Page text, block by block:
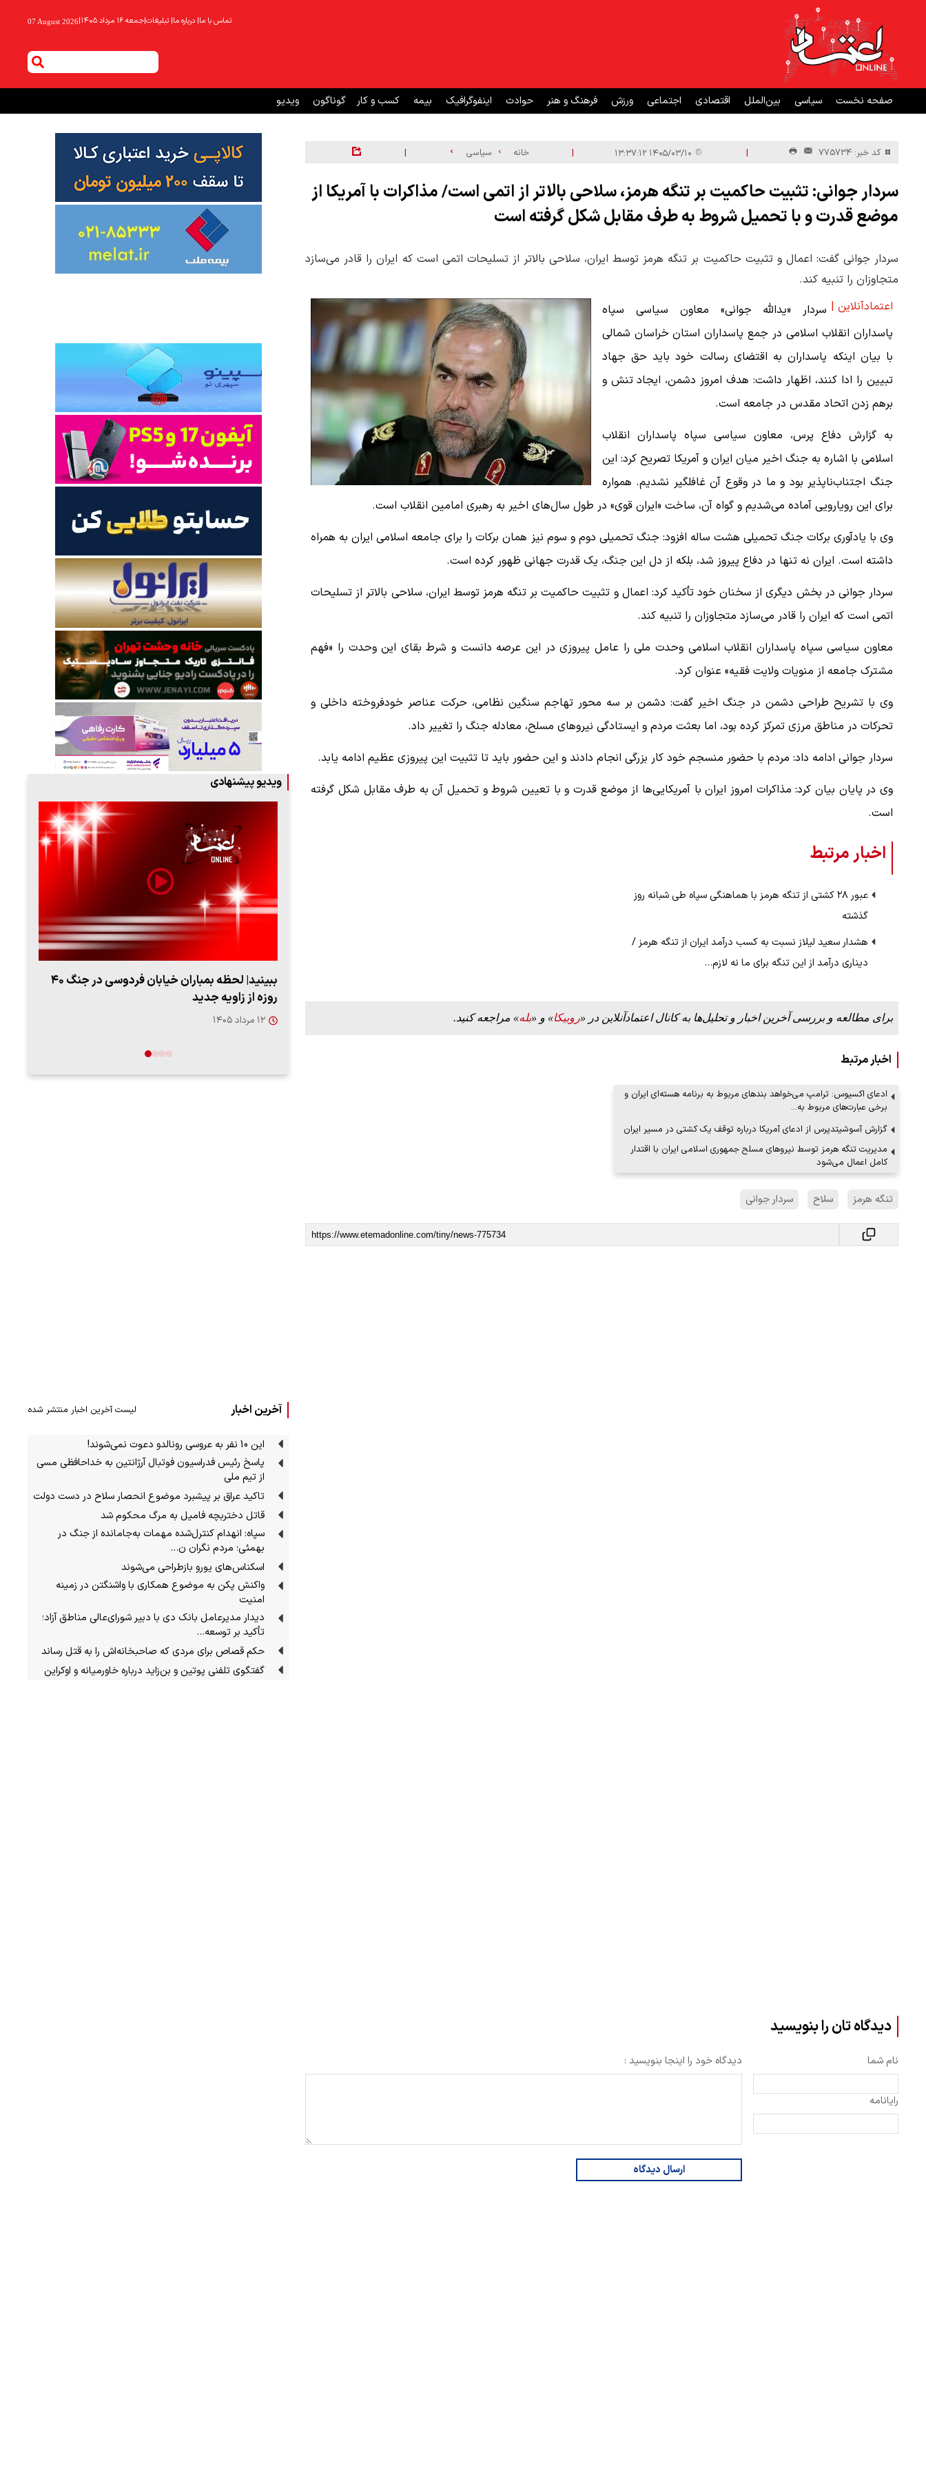
تماس با ما| درباره ما| تبلیغات|جمعه ۱۶ مرداد ۱۴۰۵ |
07 August 2026
صفحه نخست سیاسی بین‌الملل اقتصادی اجتماعی ورزش فرهنگ و هنر حوادث اینفوگرافیک بیمه کسب و کار گوناگون ویدیو
کد خبر: 775734 |
| خانه سیاسی |
سردار جوانی: تثبیت حاکمیت بر تنگه هرمز، سلاحی بالاتر از اتمی است/ مذاکرات با آمریکا از
موضع قدرت و با تحمیل شروط به طرف مقابل شکل گرفته است
سردار جوانی گفت: اعمال و تثبیت حاکمیت بر تنگه هرمز توسط ایران، سلاحی بالاتر از تسلیحات اتمی است که ایران را قادر می‌سازد
متجاوزان را تنبیه کند.
اعتمادآنلاین | سردار «یدالله جوانی» معاون سیاسی سپاه
پاسداران انقلاب اسلامی در جمع پاسداران استان خراسان شمالی
با بیان اینکه پاسداران به اقتضای رسالت خود باید حق جهاد
تبیین را ادا کنند، اظهار داشت: هدف امروز دشمن، ایجاد تنش و
برهم زدن اتحاد مقدس در جامعه است.
به گزارش دفاع پرس، معاون سیاسی سپاه پاسداران انقلاب
اسلامی با اشاره به جنگ اخیر میان ایران و آمریکا تصریح کرد: این
جنگ اجتناب‌ناپذیر بود و ما در وقوع آن غافلگیر نشدیم. همواره
برای این رویارویی آماده می‌شدیم و گواه آن، ساخت «ایران قوی» در طول سال‌های اخیر به رهبری امامین انقلاب است.
وی با یادآوری برکات جنگ تحمیلی هشت ساله افزود: جنگ تحمیلی دوم و سوم نیز همان برکات را برای جامعه اسلامی ایران به همراه
داشته است. ایران نه تنها در دفاع پیروز شد، بلکه از دل این جنگ، یک قدرت جهانی ظهور کرده است.
سردار جوانی در بخش دیگری از سخنان خود تأکید کرد: اعمال و تثبیت حاکمیت بر تنگه هرمز توسط ایران، سلاحی بالاتر از تسلیحات
اتمی است که ایران را قادر می‌سازد متجاوزان را تنبیه کند.
معاون سیاسی سپاه پاسداران انقلاب اسلامی وحدت ملی را عامل پیروزی در این عرصه دانست و شرط بقای این وحدت را «فهم
مشترک جامعه از منویات ولایت فقیه» عنوان کرد.
وی با تشریح طراحی دشمن در جنگ اخیر گفت: دشمن بر سه محور تهاجم سنگین نظامی، حرکت عناصر خودفروخته داخلی و
تحرکات در مناطق مرزی تمرکز کرده بود، اما بعثت مردم و ایستادگی نیروهای مسلح، معادله جنگ را تغییر داد.
سردار جوانی ادامه داد: مردم با حضور منسجم خود کار بزرگی انجام دادند و این حضور باید تا تثبیت این پیروزی عظیم ادامه یابد.
وی در پایان بیان کرد: مذاکرات امروز ایران با آمریکایی‌ها از موضع قدرت و با تعیین شروط و تحمیل آن به طرف مقابل شکل گرفته
است.
اخبار مرتبط
عبور ۲۸ کشتی از تنگه هرمز با هماهنگی سپاه طی شبانه روز
گذشته
هشدار سعید لیلاز نسبت به کسب درآمد ایران از تنگه هرمز /
دیناری درآمد از این تنگه برای ما نه لازم…
برای مطالعه و بررسی آخرین اخبار و تحلیل‌ها به کانال اعتمادآنلاین در «روبیکا» و «بله» مراجعه کنید.
اخبار مرتبط
ادعای اکسیوس: ترامپ می‌خواهد بندهای مربوط به برنامه هسته‌ای ایران و
برخی عبارت‌های مربوط به…
گزارش آسوشیتدپرس از ادعای آمریکا درباره توقف یک کشتی در مسیر ایران
مدیریت تنگه هرمز توسط نیروهای مسلح جمهوری اسلامی ایران با اقتدار
کامل اعمال می‌شود
تنگه هرمز سلاح سردار جوانی
دیدگاه تان را بنویسید
نام شما
رایانامه
دیدگاه خود را اینجا بنویسید :
ارسال دیدگاه
ویدیو پیشنهادی
۱۴ مرداد ۱۴۰۵ ۱۳ مرداد ۱۴۰۵
ببینید| لحظه بمباران خیابان فردوسی در جنگ ۴۰
روزه از زاویه جدید
۱۲ مرداد ۱۴۰۵
آخرین اخبار لیست آخرین اخبار منتشر شده
این 10 نفر به عروسی رونالدو دعوت نمی‌شوند!
پاسخ رئیس فدراسیون فوتبال آرژانتین به خداحافظی مسی
از تیم ملی
تاکید عراق بر پیشبرد موضوع انحصار سلاح در دست دولت
قاتل دختربچه فامیل به مرگ محکوم شد
سپاه: انهدام کنترل‌شده مهمات به‌جامانده از جنگ در
بهمئی؛ مردم نگران ن…
اسکناس‌های یورو بازطراحی می‌شوند
واکنش پکن به موضوع همکاری با واشنگتن در زمینه
امنیت
دیدار مدیرعامل بانک دی با دبیر شورای‌عالی مناطق آزاد؛
تأکید بر توسعه…
حکم قصاص برای مردی که صاحبخانه‌اش را به قتل رساند
گفتگوی تلفنی پوتین و بن‌زاید درباره خاورمیانه و اوکراین